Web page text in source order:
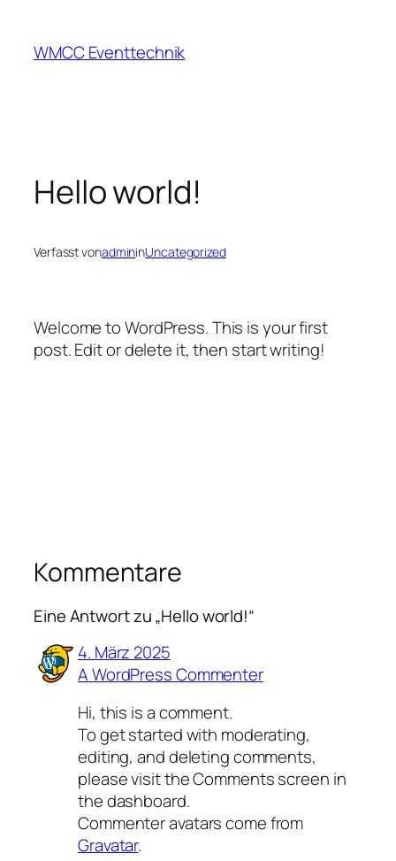
springen
WMCC Eventtechnik
Hello world!
Verfasst vonadmininUncategorized
Welcome to WordPress. This is your first
post. Edit or delete it, then start writing!
Kommentare
Eine Antwort zu „Hello world!“
4. März 2025
A WordPress Commenter
Hi, this is a comment.
To get started with moderating,
editing, and deleting comments,
please visit the Comments screen in
the dashboard.
Commenter avatars come from
Gravatar.